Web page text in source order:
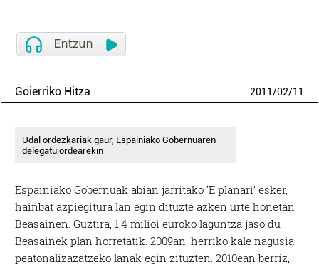
Goierriko Hitza 2011/02/11
Udal ordezkariak gaur, Espainiako Gobernuaren
delegatu ordearekin
Espainiako Gobernuak abian jarritako ‘E planari’ esker,
hainbat azpiegitura lan egin dituzte azken urte honetan
Beasainen. Guztira, 1,4 milioi euroko laguntza jaso du
Beasainek plan horretatik. 2009an, herriko kale nagusia
peatonalizazatzeko lanak egin zituzten. 2010ean berriz,